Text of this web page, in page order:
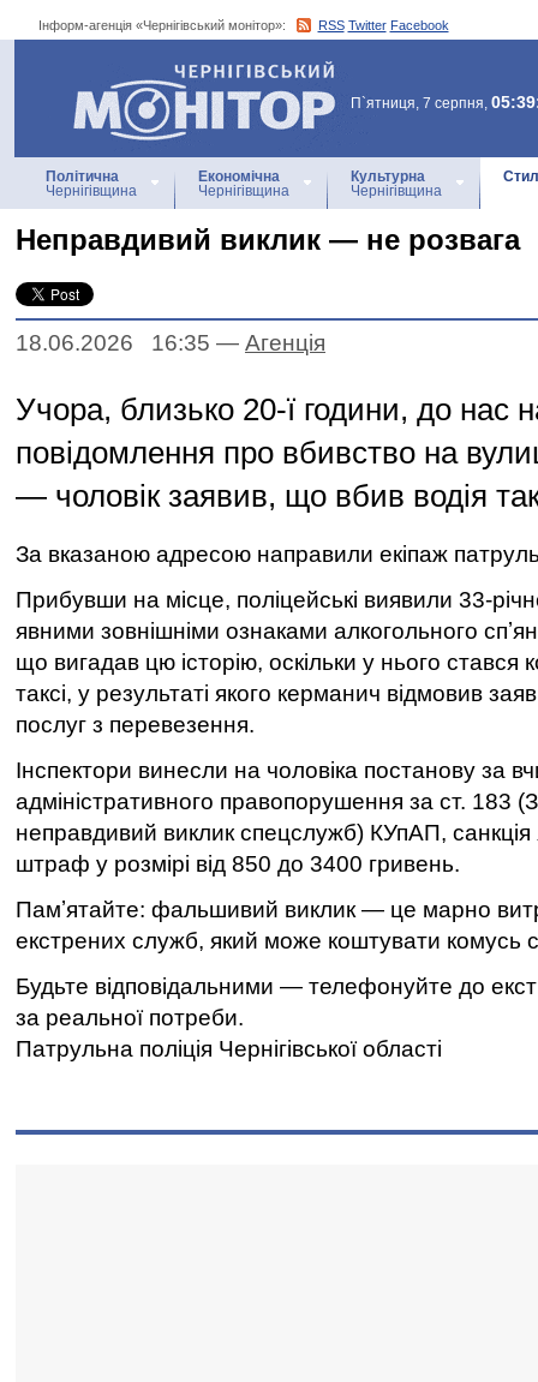
Інформ-агенція «Чернігівський монітор»: RSS Twitter Facebook
Інформ-агенція
«Чернігівський монітор»
П`ятниця, 7 серпня,
Політична
Чернігівщина
Економічна
Чернігівщина
Культурна
Чернігівщина
Неправдивий виклик — не розвага
18.06.2026 16:35 — Агенцiя
Учора, близько 20-ї години, до нас
повідомлення про вбивство на
— чоловік заявив, що вбив водія
За вказаною адресою направили екіпаж
Прибувши на місце, поліцейські виявили 33-
явними зовнішніми ознаками алкогольного
що вигадав цю історію, оскільки у нього стався
таксі, у результаті якого керманич відмовив
послуг з перевезення.
Інспектори винесли на чоловіка постанову за
адміністративного правопорушення за ст. 183
неправдивий виклик спецслужб) КУпАП, санкція
штраф у розмірі від 850 до 3400 гривень.
Памʼятайте: фальшивий виклик — це марно
екстрених служб, який може коштувати комусь
Будьте відповідальними — телефонуйте до
за реальної потреби.
Патрульна поліція Чернігівської області